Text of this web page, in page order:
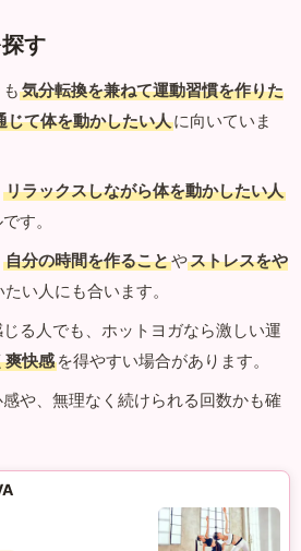
す
気分転換を兼ねて運動習慣を作りた
じて体を動かしたい人に向いていま
リラックスしながら体を動かしたい人
す。
自分の時間を作ることやストレスをや
い人にも合います。
る人でも、ホットヨガなら激しい運
爽快感 を得やすい場合があります。
や、無理なく続けられる回数かも確